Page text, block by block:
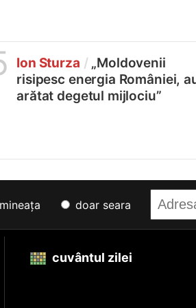
Ion Sturza / „Moldovenii
risipesc energia României,
arătat degetul mijlociu”
doar seara
cuvântul zilei